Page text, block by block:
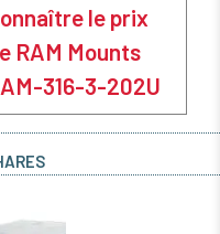
le prix
RAM Mounts
316-3-202U